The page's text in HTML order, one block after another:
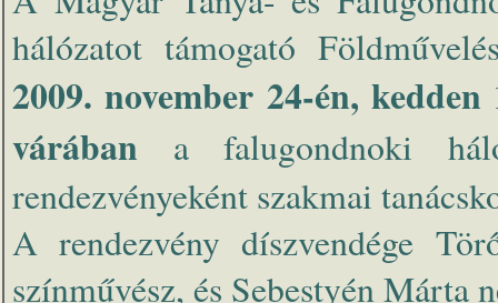
hálózatot támogató
2009. november 24-én,
várában a falugondnoki
rendezvényeként szakmai
A rendezvény díszvendége
színművész, és Sebestyén Márta